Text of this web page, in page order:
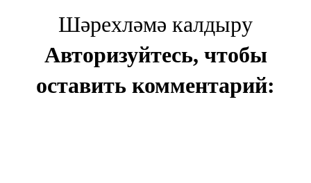
Шәрехләмә калдыру
Авторизуйтесь, чтобы
оставить комментарий: